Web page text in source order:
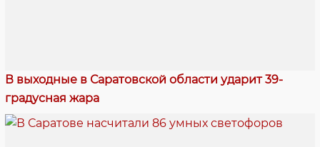
В выходные в Саратовской области ударит 39-
градусная жара